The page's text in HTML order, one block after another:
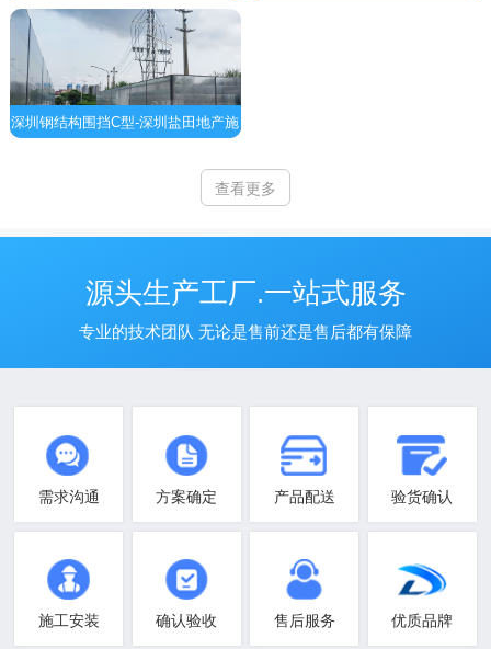
角深盐路工程围挡安装
深圳钢结构围挡C型-深圳盐田地产施
查看更多
源头生产工厂.一站式服务
专业的技术团队 无论是售前还是售后都有保障
需求沟通 方案确定 产品配送 验货确认
施工安装 确认验收 售后服务 优质品牌